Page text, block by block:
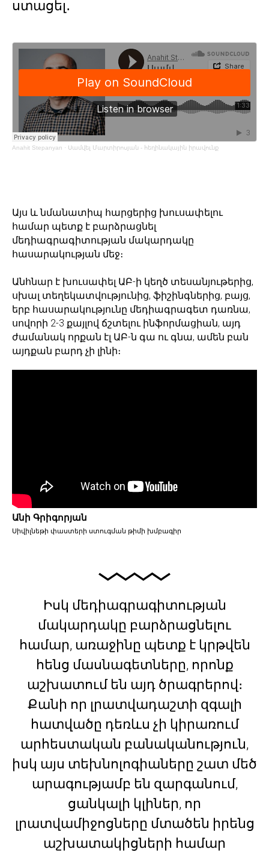
ստացել․
Anahit Stepanyan · Սամվել Մարտիրոսյան - հեղինակային իրավունք
Այս և նմանատիպ հարցերից խուսափելու
համար պետք է բարձրացնել
մեդիագրագիտության մակարդակը
հասարակության մեջ։
Անհնար է խուսափել ԱԲ-ի կեղծ տեսանյութերից,
սխալ տեղեկատվությունից, ֆիշինգներից, բայց,
երբ հասարակությունը մեդիագրագետ դառնա,
սովորի 2-3 քայլով ճշտելու ինֆորմացիան, այդ
ժամանակ որքան էլ ԱԲ-ն գա ու գնա, ամեն բան
այդքան բարդ չի լինի։
Անի Գրիգորյան
Սիվիլնեթի փաստերի ստուգման թիմի խմբագիր
Իսկ մեդիագրագիտության
մակարդակը բարձրացնելու
համար, առաջինը պետք է կրթվեն
հենց մասնագետները, որոնք
աշխատում են այդ ծրագրերով։
Քանի որ լրատվադաշտի զգալի
հատվածը դեռևս չի կիրառում
արհեստական բանականություն,
իսկ այս տեխնոլոգիաները շատ մեծ
արագությամբ են զարգանում,
ցանկալի կլիներ, որ
լրատվամիջոցները մտածեն իրենց
աշխատակիցների համար